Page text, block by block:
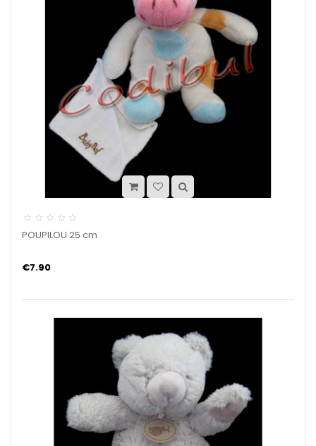
POUPILOU 25 cm
€7.90